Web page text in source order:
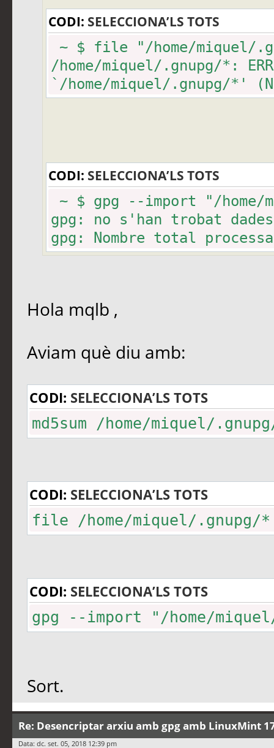
CODI: SELECCIONA’LS TOTS
~ $ file "/home/miquel/
/home/miquel/.gnupg/*:
`/home/miquel/.gnupg/*'
CODI: SELECCIONA’LS TOTS
~ $ gpg --import "/home/
gpg: no s'han trobat dades
gpg: Nombre total
Hola mqlb ,
Aviam què diu amb:
CODI: SELECCIONA’LS TOTS
md5sum /home/miquel/
CODI: SELECCIONA’LS TOTS
file /home/miquel/.gnupg/*
CODI: SELECCIONA’LS TOTS
gpg --import "/home/
Sort.
Re: Desencriptar arxiu amb gpg amb LinuxMint
Data: dc. set. 05, 2018 12:39 pm